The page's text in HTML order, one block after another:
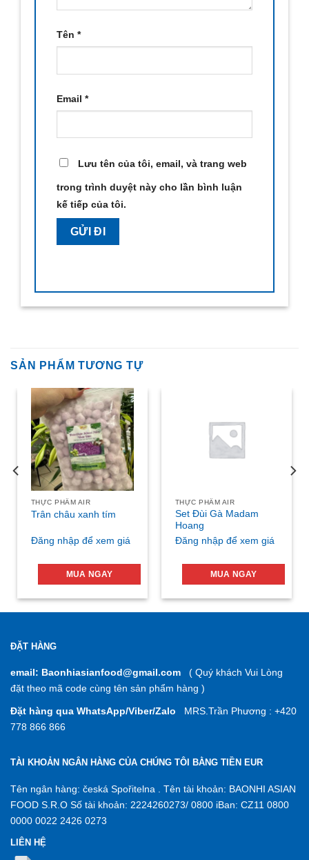
Tên *
Email *
Lưu tên của tôi, email, và trang web
trong trình duyệt này cho lần bình luận
kế tiếp của tôi.
SẢN PHẨM TƯƠNG TỰ
THỰC PHẨM AIR
Trân châu xanh tím
Đăng nhập để xem giá
MUA NGAY
THỰC PHẨM AIR
Set Đùi Gà Madam
Hoang
Đăng nhập để xem giá
MUA NGAY
ĐẶT HÀNG
email: Baonhiasianfood@gmail.com ( Quý khách Vui Lòng
đặt theo mã code cùng tên sản phẩm hàng )
Đặt hàng qua WhatsApp/Viber/Zalo MRS.Trần Phương : +420
778 866 866
TÀI KHOẢN NGÂN HÀNG CỦA CHÚNG TÔI BẰNG TIỀN EUR
Tên ngân hàng: česká Spořitelna . Tên tài khoản: BAONHI ASIAN
FOOD S.R.O Số tài khoản: 2224260273/ 0800 iBan: CZ11 0800
0000 0022 2426 0273
LIÊN HỆ